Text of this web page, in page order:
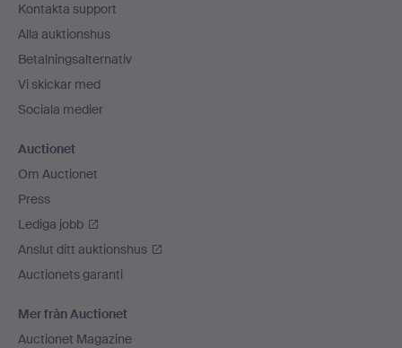
Kontakta support
Alla auktionshus
Betalningsalternativ
Vi skickar med
Sociala medier
Auctionet
Om Auctionet
Press
Lediga jobb
Anslut ditt auktionshus
Auctionets garanti
Mer från Auctionet
Auctionet Magazine